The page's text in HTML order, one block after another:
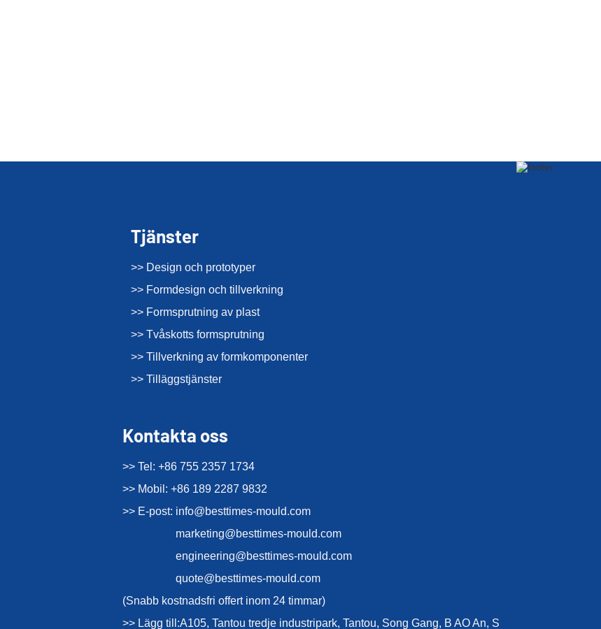
Tjänster
>> Design och prototyper
>> Formdesign och tillverkning
>> Formsprutning av plast
>> Tvåskotts formsprutning
>> Tillverkning av formkomponenter
>> Tilläggstjänster
Kontakta oss
>> Tel: +86 755 2357 1734
>> Mobil: +86 189 2287 9832
>> E-post: info@besttimes-mould.com
marketing@besttimes-mould.com
engineering@besttimes-mould.com
quote@besttimes-mould.com
(Snabb kostnadsfri offert inom 24 timmar)
>> Lägg till:A105, Tantou tredje industripark, Tantou, Song Gang, B AO An, S